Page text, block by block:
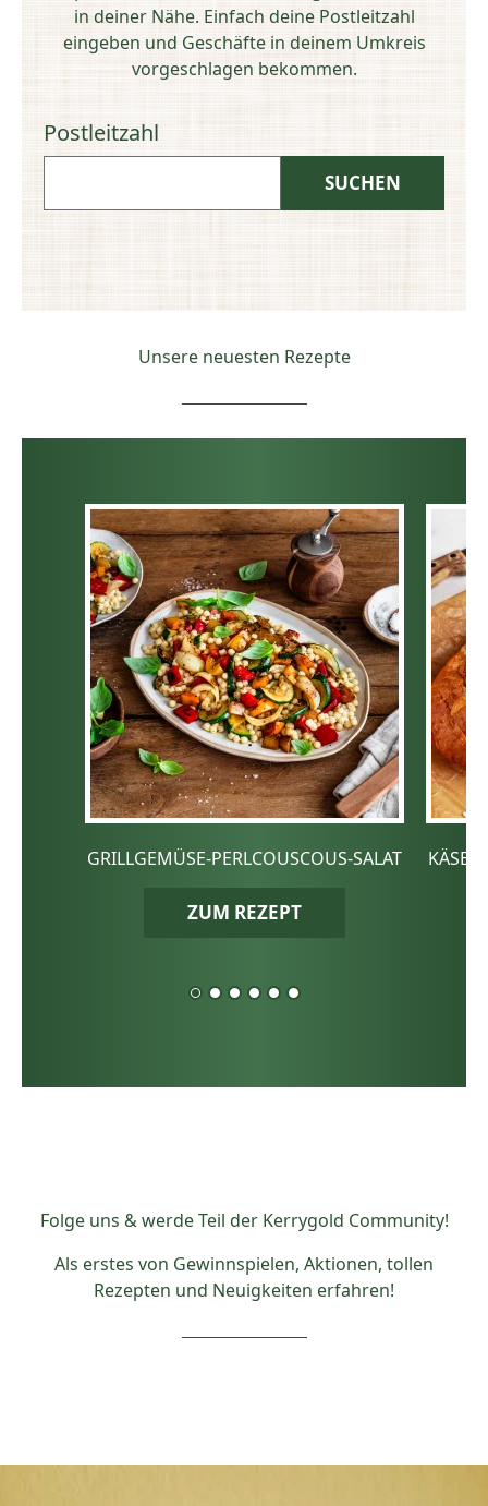
in deiner Nähe. Einfach deine Postleitzahl
eingeben und Geschäfte in deinem Umkreis
vorgeschlagen bekommen.
Postleitzahl
Unsere neuesten Rezepte
GRILLGEMÜSE-PERLCOUSCOUS-SALAT
ZUM REZEPT
KÄSE-
Folge uns & werde Teil der Kerrygold Community!
Als erstes von Gewinnspielen, Aktionen, tollen
Rezepten und Neuigkeiten erfahren!